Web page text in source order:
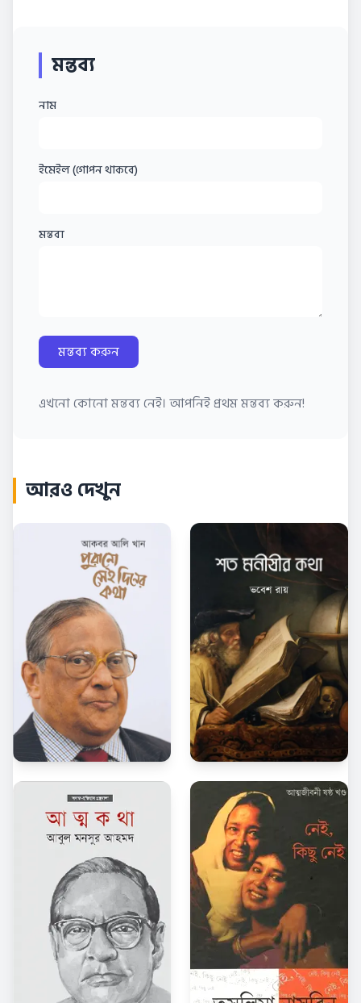
মন্তব্য
নাম
ইমেইল (গোপন থাকবে)
মন্তব্য
মন্তব্য করুন
এখনো কোনো মন্তব্য নেই। আপনিই প্রথম মন্তব্য করুন!
আরও দেখুন